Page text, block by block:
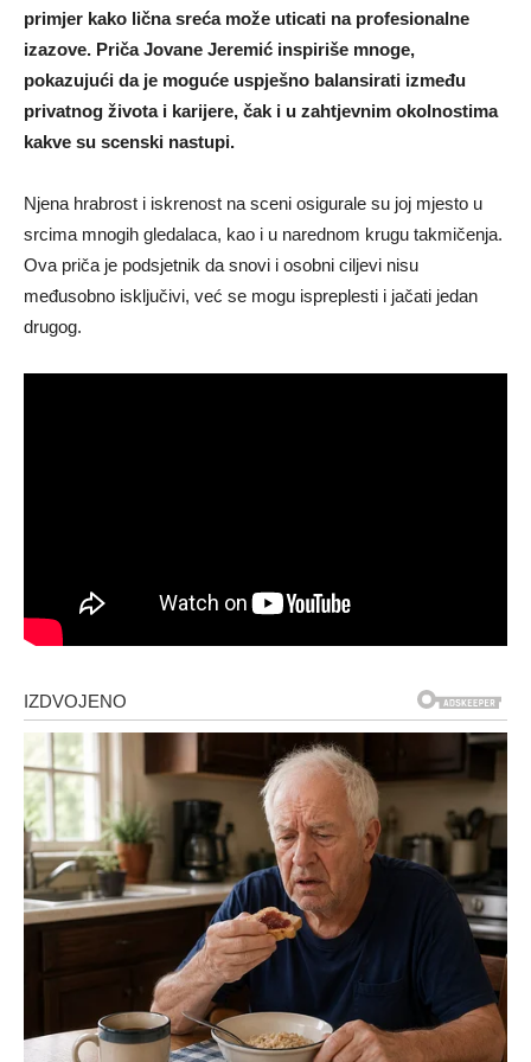
primjer kako lična sreća može uticati na profesionalne
izazove. Priča Jovane Jeremić inspiriše mnoge,
pokazujući da je moguće uspješno balansirati između
privatnog života i karijere, čak i u zahtjevnim okolnostima
kakve su scenski nastupi.
Njena hrabrost i iskrenost na sceni osigurale su joj mjesto u
srcima mnogih gledalaca, kao i u narednom krugu takmičenja.
Ova priča je podsjetnik da snovi i osobni ciljevi nisu
međusobno isključivi, već se mogu ispreplesti i jačati jedan
drugog.